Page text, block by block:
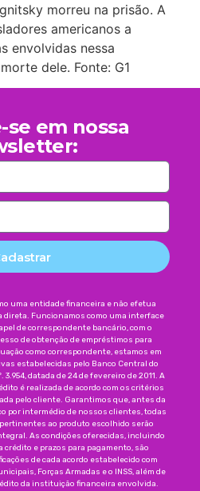
morreu na prisão. A
americanos a
envolvidas nessa
dele. Fonte: G1
se em nossa
uma entidade financeira e não efetua
direta. Funcionamos como uma interface
de correspondente bancário, com o
de obtenção de empréstimos para
como correspondente, estamos em
estabelecidas pelo Banco Central do
datada de 24 de fevereiro de 2011. A
é realizada de acordo com os critérios
pelo cliente. Garantimos que, antes da
por intermédio de nossos clientes, todas
ao produto escolhido serão
As condições oferecidas, incluindo
crédito e prazos para pagamento, são
de cada acordo estabelecido com
Forças Armadas e o INSS, além de
da instituição financeira envolvida.